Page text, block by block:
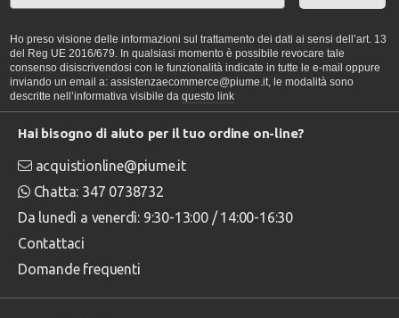
Ho preso visione delle informazioni sul trattamento dei dati ai sensi dell’art. 13
del Reg UE 2016/679. In qualsiasi momento è possibile revocare tale
consenso disiscrivendosi con le funzionalità indicate in tutte le e-mail oppure
inviando un email a: assistenzaecommerce@piume.it, le modalità sono
descritte nell’informativa visibile da questo link
Hai bisogno di aiuto per il tuo ordine on-line?
acquistionline@piume.it
Chatta: 347 0738732
Da lunedì a venerdì: 9:30-13:00 / 14:00-16:30
Contattaci
Domande frequenti